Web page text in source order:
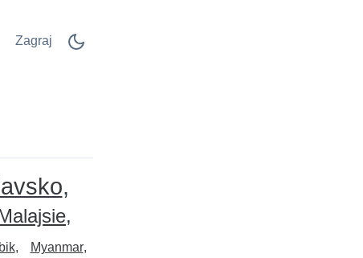
Zagraj
Myanmar